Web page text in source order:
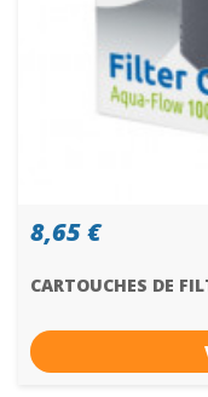
8,65 €
CARTOUCHES DE